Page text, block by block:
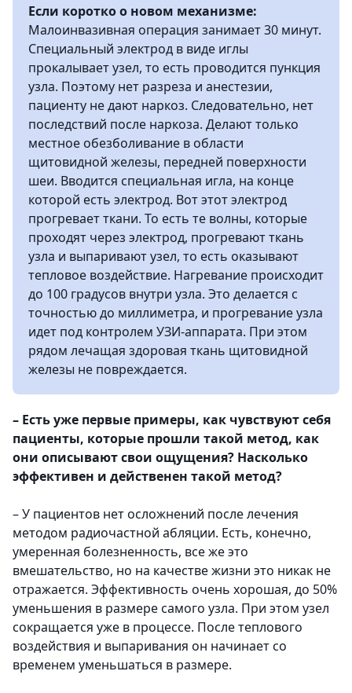
Если коротко о новом механизме:
Малоинвазивная операция занимает 30 минут.
Специальный электрод в виде иглы
прокалывает узел, то есть проводится пункция
узла. Поэтому нет разреза и анестезии,
пациенту не дают наркоз. Следовательно, нет
последствий после наркоза. Делают только
местное обезболивание в области
щитовидной железы, передней поверхности
шеи. Вводится специальная игла, на конце
которой есть электрод. Вот этот электрод
прогревает ткани. То есть те волны, которые
проходят через электрод, прогревают ткань
узла и выпаривают узел, то есть оказывают
тепловое воздействие. Нагревание происходит
до 100 градусов внутри узла. Это делается с
точностью до миллиметра, и прогревание узла
идет под контролем УЗИ-аппарата. При этом
рядом лечащая здоровая ткань щитовидной
железы не повреждается.
– Есть уже первые примеры, как чувствуют себя
пациенты, которые прошли такой метод, как
они описывают свои ощущения? Насколько
эффективен и действенен такой метод?
–У пациентов нет осложнений после лечения
методом радиочастной абляции. Есть, конечно,
умеренная болезненность, все же это
вмешательство, но на качестве жизни это никак не
отражается. Эффективность очень хорошая, до 50%
уменьшения в размере самого узла. При этом узел
сокращается уже в процессе. После теплового
воздействия и выпаривания он начинает со
временем уменьшаться в размере.